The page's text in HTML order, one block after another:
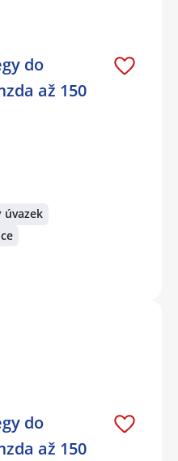
do
až 150
úvazek
do
až 150